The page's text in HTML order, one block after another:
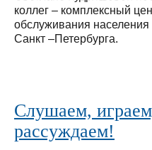
коллег – комплексный
обслуживания населения
Санкт –Петербурга.
Слушаем,
рассуждаем!